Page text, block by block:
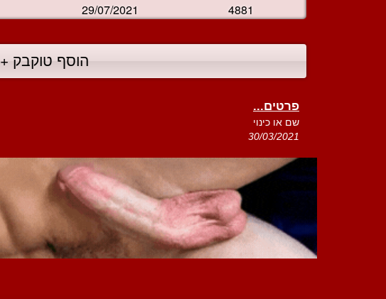
29/07/2021 4881
הוסף טוקבק +
פרטים...
שם או כינוי
30/03/2021